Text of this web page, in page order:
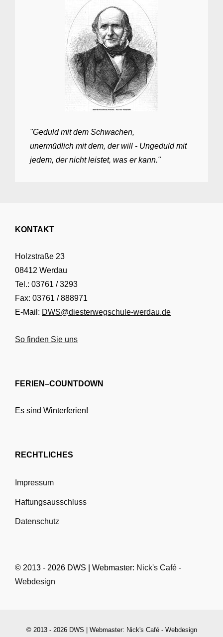
"Geduld mit dem Schwachen,
unermüdlich mit dem, der will - Ungeduld mit
jedem, der nicht leistet, was er kann."
KONTAKT
Holzstraße 23
08412 Werdau
Tel.: 03761 / 3293
Fax: 03761 / 888971
E-Mail: DWS@diesterwegschule-werdau.de
So finden Sie uns
FERIEN–COUNTDOWN
Es sind Winterferien!
RECHTLICHES
Impressum
Haftungsausschluss
Datenschutz
© 2013 - 2026 DWS | Webmaster: Nick's Café -
Webdesign
© 2013 - 2026 DWS | Webmaster: Nick's Café - Webdesign